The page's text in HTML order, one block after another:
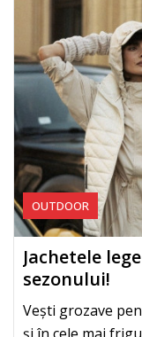
OUTDOOR
Jachetele
sezonului!
Vești grozave